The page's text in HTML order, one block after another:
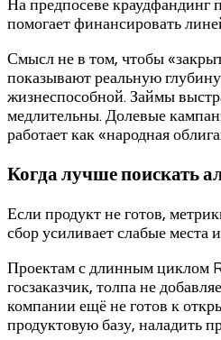
На предпосеве краудфандинг
помогает финансировать
Смысл не в том, чтобы
показывают реальную
жизнеспособной. Займы
медлительны. Долевые
работает как «народная
Когда лучше поискать
Если продукт не готов,
сбор усиливает слабые места
Проектам с длинным циклом
госзаказчик, толпа не
компании ещё не готов к
продуктовую базу, наладить